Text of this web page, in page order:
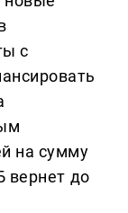
с
на сумму
вернет до